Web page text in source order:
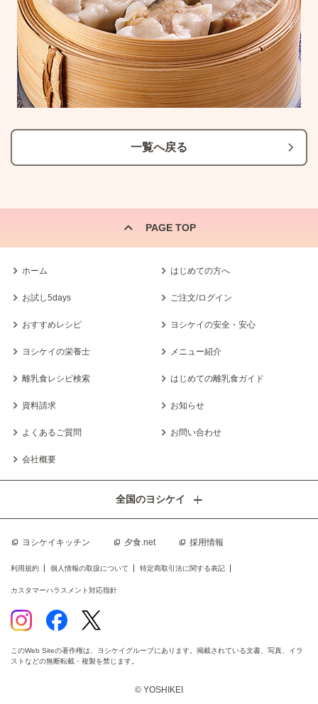
一覧へ戻る
PAGE TOP
ホーム はじめての方へ
お試し5days ご注文/ログイン
おすすめレシピ ヨシケイの安全・安心
ヨシケイの栄養士 メニュー紹介
離乳食レシピ検索 はじめての離乳食ガイド
資料請求 お知らせ
よくあるご質問 お問い合わせ
会社概要
ヨシケイキッチン 夕食.net 採用情報
全国のヨシケイ
利用規約 個人情報の取扱について 特定商取引法に関する表記
カスタマーハラスメント対応指針
このWeb Siteの著作権は、ヨシケイグループにあります。掲載されている文書、写真、イラ
ストなどの無断転載・複製を禁じます。
© YOSHIKEI